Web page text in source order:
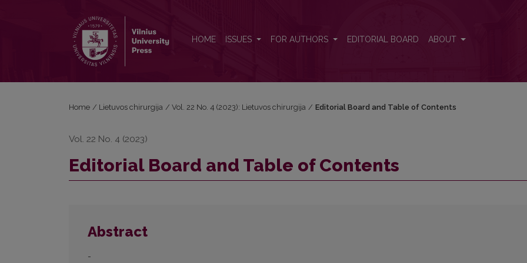
HOME ISSUES FOR AUTHORS EDITORIAL BOARD ABOUT
Home / Lietuvos chirurgija / Vol. 22 No. 4 (2023): Lietuvos chirurgija / Editorial Board and Table of Contents
Vol. 22 No. 4 (2023)
Editorial Board and Table of Contents
Abstract
-